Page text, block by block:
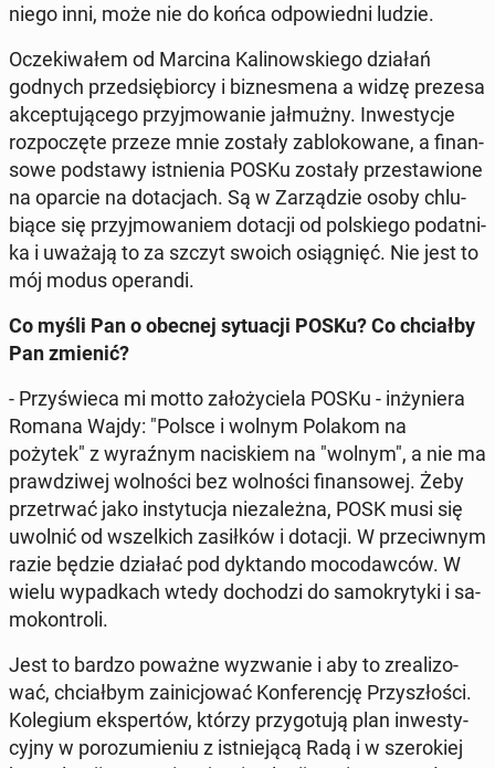
niego inni, może nie do końca od­po­wied­ni ludzie.
Ocze­ki­wa­łem od Marcina Ka­li­now­skie­go działań
godnych przed­się­bior­cy i biz­nes­me­na a widzę prezesa
ak­cep­tu­ją­ce­go przyj­mo­wa­nie jał­muż­ny. In­we­sty­cje
roz­po­czę­te przeze mnie zostały za­blo­ko­wa­ne, a fi­nan­
so­we pod­sta­wy ist­nie­nia POSKu zostały prze­sta­wio­ne
na oparcie na do­ta­cjach. Są w Za­rzą­dzie osoby chlu­
bią­ce się przyj­mo­wa­niem dotacji od pol­skie­go po­dat­ni­
ka i uważają to za szczyt swoich osią­gnięć. Nie jest to
mój modus ope­ran­di.
Co myśli Pan o obecnej sy­tu­acji POSKu? Co chciał­by
Pan zmienić?
- Przy­świe­ca mi motto za­ło­ży­cie­la POSKu - in­ży­nie­ra
Romana Wajdy: "Polsce i wolnym Polakom na
pożytek" z wy­raź­nym na­ci­skiem na "wolnym", a nie ma
praw­dzi­wej wol­no­ści bez wol­no­ści fi­nan­so­wej. Żeby
prze­trwać jako in­sty­tu­cja nie­za­leż­na, POSK musi się
uwolnić od wszel­kich za­sił­ków i dotacji. W prze­ciw­nym
razie będzie działać pod dyk­tan­do mo­co­daw­ców. W
wielu wy­pad­kach wtedy do­cho­dzi do sa­mo­kry­ty­ki i sa­
mo­kon­tro­li.
Jest to bardzo poważne wy­zwa­nie i aby to zre­ali­zo­
wać, chciał­bym za­ini­cjo­wać Kon­fe­ren­cję Przy­szło­ści.
Ko­le­gium eks­per­tów, którzy przy­go­tu­ją plan in­we­sty­
cyj­ny w po­ro­zu­mie­niu z ist­nie­ją­cą Radą i w sze­ro­kiej